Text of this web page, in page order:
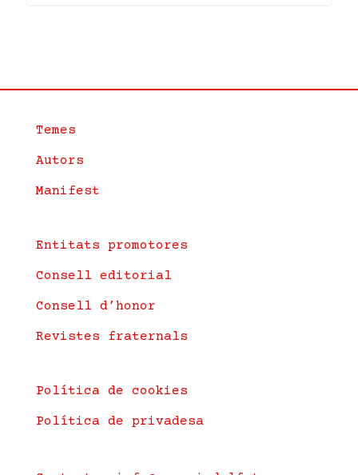
Temes
Autors
Manifest
Entitats promotores
Consell editorial
Consell d’honor
Revistes fraternals
Política de cookies
Política de privadesa